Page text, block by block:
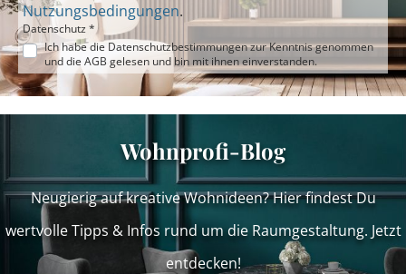
Nutzungsbedingungen.
Datenschutz *
Ich habe die Datenschutzbestimmungenzur Kenntnis genommen
und die AGB gelesen und bin mit ihnen einverstanden.
Wohnprofi-Blog
Neugierig auf kreative Wohnideen? Hier findest Du
wertvolle Tipps & Infos rund um die Raumgestaltung. Jetzt
entdecken!